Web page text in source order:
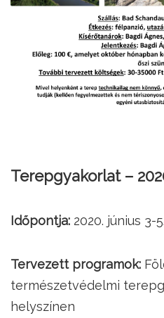
Terepgyakorlat –
Időpontja: 2020. június 3-5.
Tervezett programok:
természetvédelmi
helyszínen